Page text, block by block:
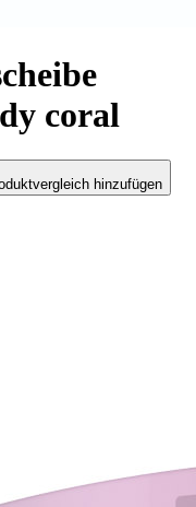
coral
hinzufügen